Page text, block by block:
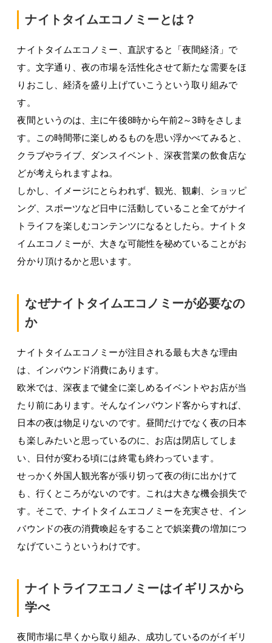
ナイトタイムエコノミーとは？
ナイトタイムエコノミー、直訳すると「夜間経済」で
す。文字通り、夜の市場を活性化させて新たな需要をほ
りおこし、経済を盛り上げていこうという取り組みで
す。
夜間というのは、主に午後8時から午前2～3時をさしま
す。この時間帯に楽しめるものを思い浮かべてみると、
クラブやライブ、ダンスイベント、深夜営業の飲食店な
どが考えられますよね。
しかし、イメージにとらわれず、観光、観劇、ショッピ
ング、スポーツなど日中に活動していること全てがナイ
トライフを楽しむコンテンツになるとしたら。ナイトタ
イムエコノミーが、大きな可能性を秘めていることがお
分かり頂けるかと思います。
なぜナイトタイムエコノミーが必要なの
か
ナイトタイムエコノミーが注目される最も大きな理由
は、インバウンド消費にあります。
欧米では、深夜まで健全に楽しめるイベントやお店が当
たり前にあります。そんなインバウンド客からすれば、
日本の夜は物足りないのです。昼間だけでなく夜の日本
も楽しみたいと思っているのに、お店は閉店してしま
い、日付が変わる頃には終電も終わっています。
せっかく外国人観光客が張り切って夜の街に出かけて
も、行くところがないのです。これは大きな機会損失で
す。そこで、ナイトタイムエコノミーを充実させ、イン
バウンドの夜の消費喚起をすることで娯楽費の増加につ
なげていこうというわけです。
ナイトライフエコノミーはイギリスから
学べ
夜間市場に早くから取り組み、成功しているのがイギリ